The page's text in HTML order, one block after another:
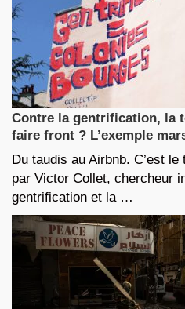
Contre la gentrification, la
faire front ? L’exemple
Du taudis au Airbnb. C’est le
par Victor Collet, chercheur
gentrification et la …